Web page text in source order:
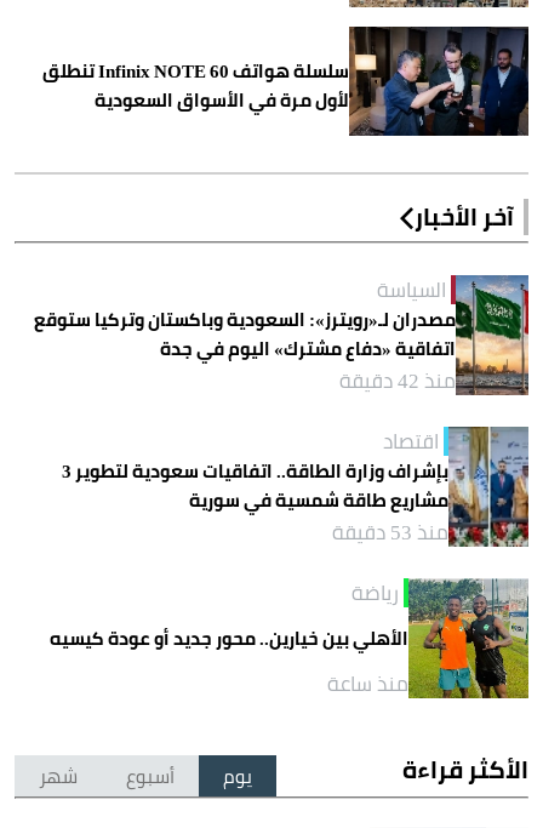
سلسلة هواتف Infinix NOTE 60 تنطلق
لأول مرة في الأسواق السعودية
آخر الأخبار
السياسة
مصدران لـ«رويترز»: السعودية وباكستان وتركيا ستوقع
اتفاقية «دفاع مشترك» اليوم في جدة
منذ 42 دقيقة
اقتصاد
بإشراف وزارة الطاقة.. اتفاقيات سعودية لتطوير 3
مشاريع طاقة شمسية في سورية
منذ 53 دقيقة
رياضة
الأهلي بين خيارين.. محور جديد أو عودة كيسيه
منذ ساعة
الأكثر قراءة يوم أسبوع شهر